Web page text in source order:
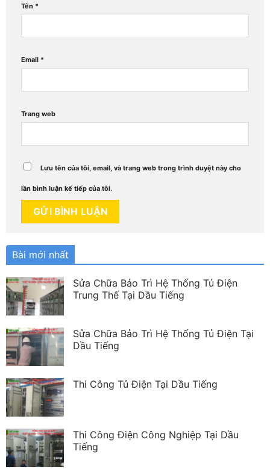
Tên *
Email *
Trang web
Lưu tên của tôi, email, và trang web trong trình duyệt này cho
lần bình luận kế tiếp của tôi.
Bài mới nhất
Sửa Chữa Bảo Trì Hệ Thống Tủ Điện
Trung Thế Tại Dầu Tiếng
Sửa Chữa Bảo Trì Hệ Thống Tủ Điện Tại
Dầu Tiếng
Thi Công Tủ Điện Tại Dầu Tiếng
Thi Công Điện Công Nghiệp Tại Dầu
Tiếng